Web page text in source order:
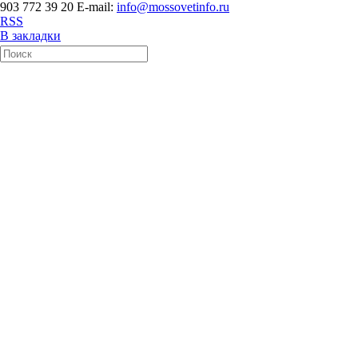
903 772 39 20 E-mail: info@mossovetinfo.ru
RSS
В закладки